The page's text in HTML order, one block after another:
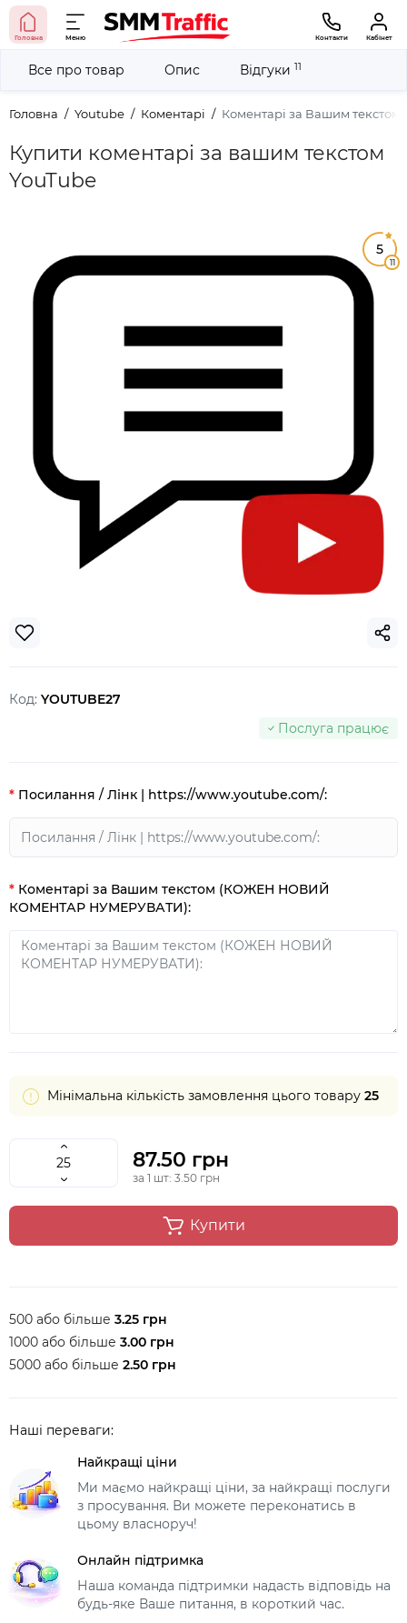
Головна Меню Контакти Кабінет
Головна Youtube Коментарі Коментарі за Вашим текстом
Купити коментарі за вашим текстом
YouTube
Все про товар Опис Відгуки 11
5
11
Код: YOUTUBE27
Послуга працює
Посилання / Лінк | https://www.youtube.com/:
Коментарі за Вашим текстом (КОЖЕН НОВИЙ
КОМЕНТАР НУМЕРУВАТИ):
Мінімальна кількість замовлення цього товару 25
87.50 грн
за 1 шт: 3.50 грн
Купити
500 або більше 3.25 грн
1000 або більше 3.00 грн
5000 або більше 2.50 грн
Наші переваги:
Найкращі ціни
Ми маємо найкращі ціни, за найкращі послуги
з просування. Ви можете переконатись в
цьому власноруч!
Онлайн підтримка
Наша команда підтримки надасть відповідь на
будь-яке Ваше питання, в короткий час.